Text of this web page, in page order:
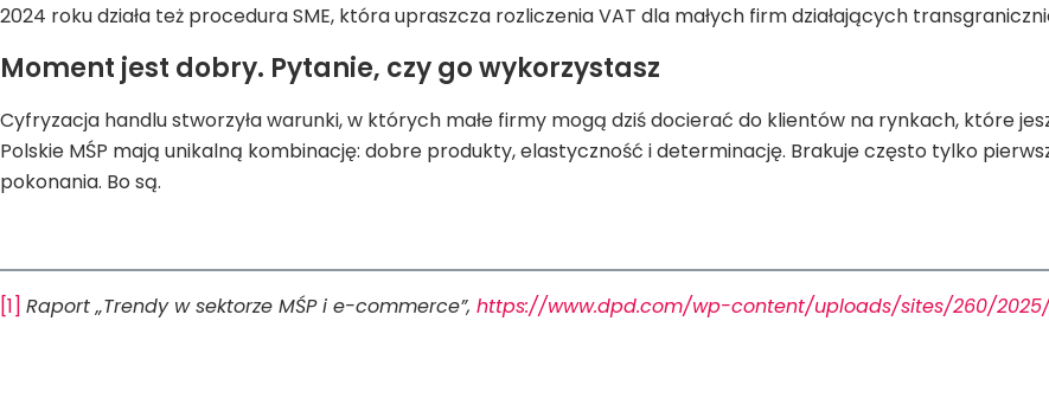
2024 roku działa też procedura SME, która upraszcza rozliczenia VAT dla małych firm działających
Moment jest dobry. Pytanie, czy go wykorzystasz
Cyfryzacja handlu stworzyła warunki, w których małe firmy mogą dziś docierać do klientów na rynkach, które
Polskie MŚP mają unikalną kombinację: dobre produkty, elastyczność i determinację. Brakuje często tylko
pokonania. Bo są.
[1] Raport „Trendy w sektorze MŚP i e-commerce”, https://www.dpd.com/wp-content/uploads/sites/260/